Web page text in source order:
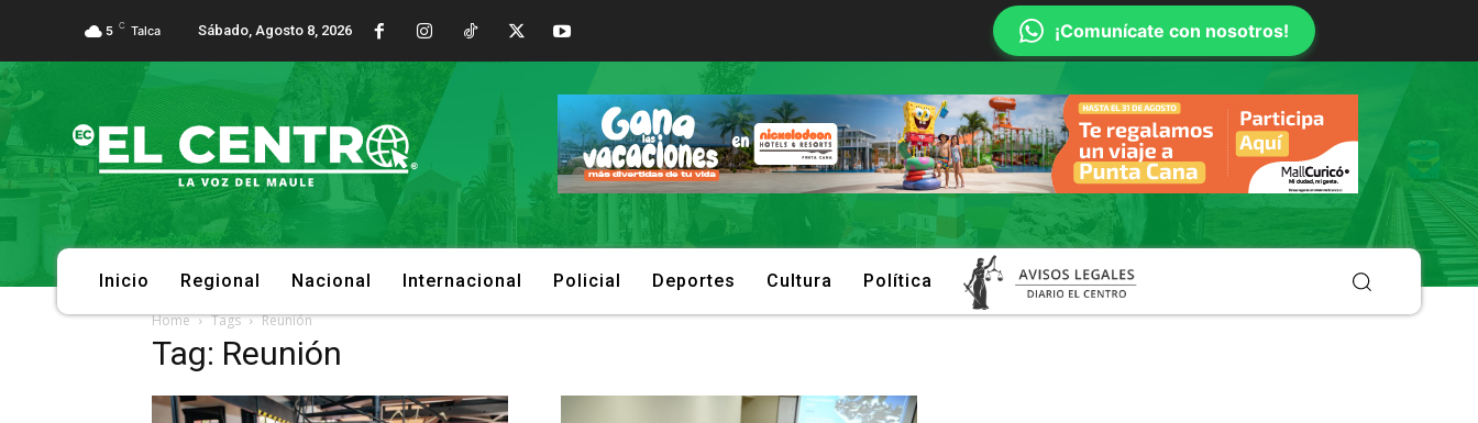
5 C Talca Sábado, Agosto 8, 2026 ¡Comunícate con nosotros!
Inicio Regional Nacional Internacional Policial Deportes Cultura Política
Home Tags Reunión
Tag: Reunión